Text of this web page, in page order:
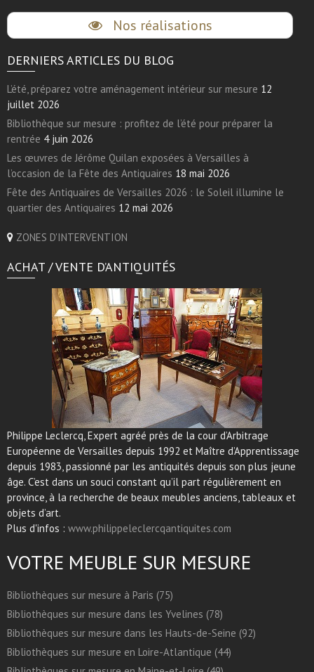
Nos réalisations
DERNIERS ARTICLES DU BLOG
L’été, préparez votre aménagement intérieur sur mesure 12
juillet 2026
Bibliothèque sur mesure : profitez de l’été pour préparer la
rentrée 4 juin 2026
Les œuvres de Jérôme Quilan exposées à Versailles à
l’occasion de la Fête des Antiquaires 18 mai 2026
Fête des Antiquaires de Versailles 2026 : le Soleil illumine le
quartier des Antiquaires 12 mai 2026
ZONES D'INTERVENTION
ACHAT / VENTE D’ANTIQUITÉS
Philippe Leclercq, Expert agréé près de la cour d’Arbitrage
Européenne de Versailles depuis 1992 et Maître d’Apprentissage
depuis 1983, passionné par les antiquités depuis son plus jeune
âge. C’est dans un souci constant qu’il part régulièrement en
province, à la recherche de beaux meubles anciens, tableaux et
objets d’art.
Plus d'infos : www.philippeleclercqantiquites.com
VOTRE MEUBLE SUR MESURE
Bibliothèques sur mesure à Paris (75)
Bibliothèques sur mesure dans les Yvelines (78)
Bibliothèques sur mesure dans les Hauts-de-Seine (92)
Bibliothèques sur mesure en Loire-Atlantique (44)